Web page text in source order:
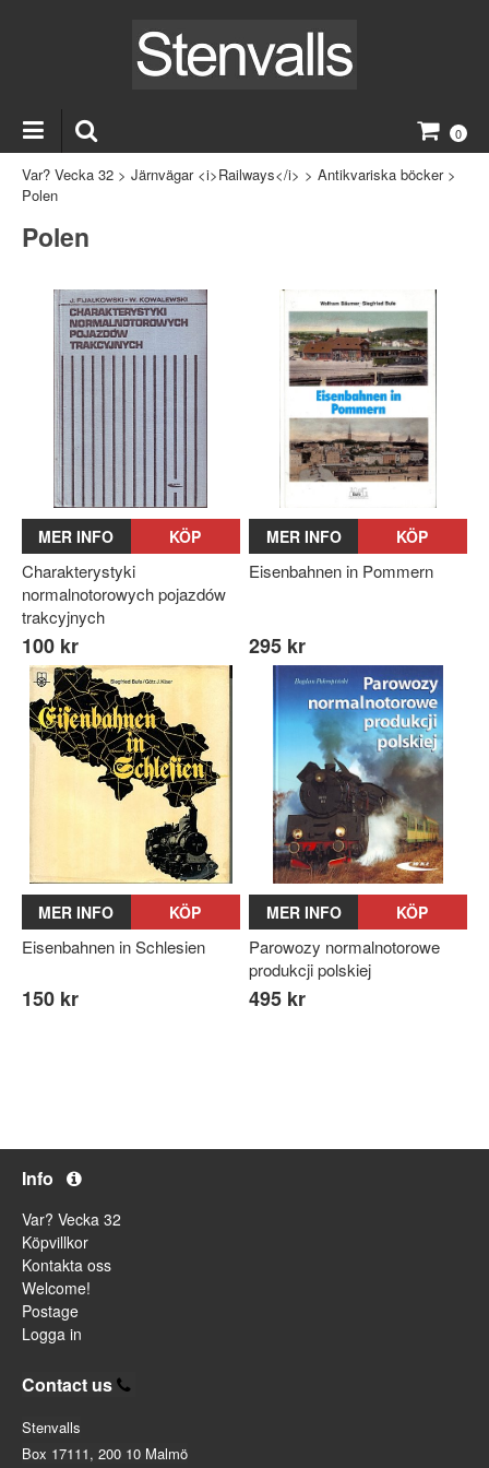
0
Var? Vecka 32 > Järnvägar <i>Railways</i> > Antikvariska böcker>
Polen
Polen
MER INFO KÖP
Charakterystyki
normalnotorowych pojazdów
trakcyjnych
100 kr
MER INFO KÖP
Eisenbahnen in Pommern
295 kr
MER INFO KÖP
Eisenbahnen in Schlesien
150 kr
MER INFO KÖP
Parowozy normalnotorowe
produkcji polskiej
495 kr
Info
Var? Vecka 32
Köpvillkor
Kontakta oss
Welcome!
Postage
Logga in
Contact us
Stenvalls
Box 17111, 200 10 Malmö